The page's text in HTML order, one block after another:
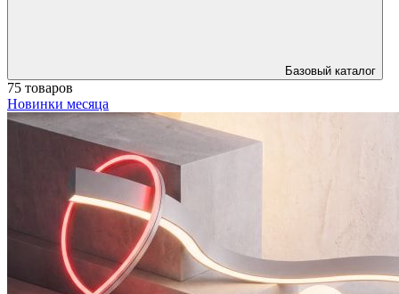
Базовый каталог
75 товаров
Новинки месяца